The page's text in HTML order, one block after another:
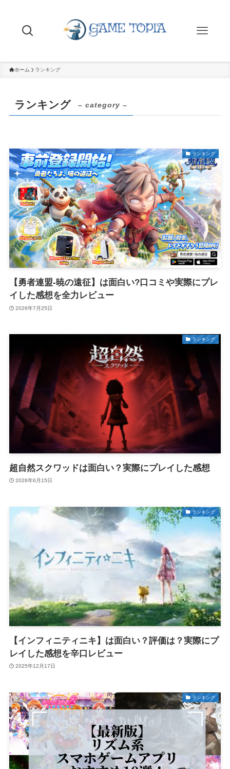
ホーム ランキング
ランキング – category –
ランキング
【勇者連盟-暁の遠征】は面白い?口コミや実際にプレ
イした感想を全力レビュー
2026年7月25日
ランキング
超自然スクワッドは面白い？実際にプレイした感想
2026年6月15日
ランキング
【インフィニティニキ】は面白い？評価は？実際にプ
レイした感想を辛口レビュー
2025年12月17日
ランキング